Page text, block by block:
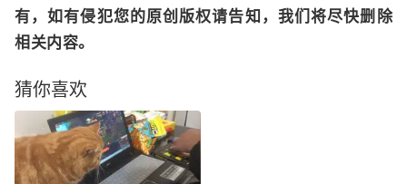
有，如有侵犯您的原创版权请告知，我们将尽快删除
相关内容。
猜你喜欢